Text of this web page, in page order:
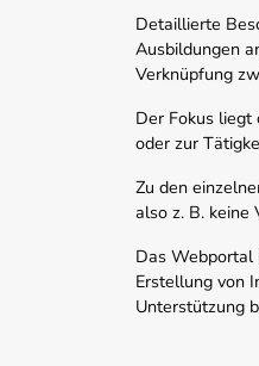
Detaillierte
Ausbildungen
Verknüpfung
Der Fokus liegt
oder zur
Zu den
also z. B. keine
Das Webportal
Erstellung von
Unterstützung